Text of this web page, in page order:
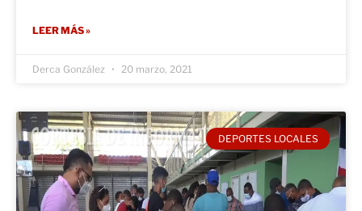
LEER MÁS »
Derca González 20 marzo, 2021
DEPORTES LOCALES